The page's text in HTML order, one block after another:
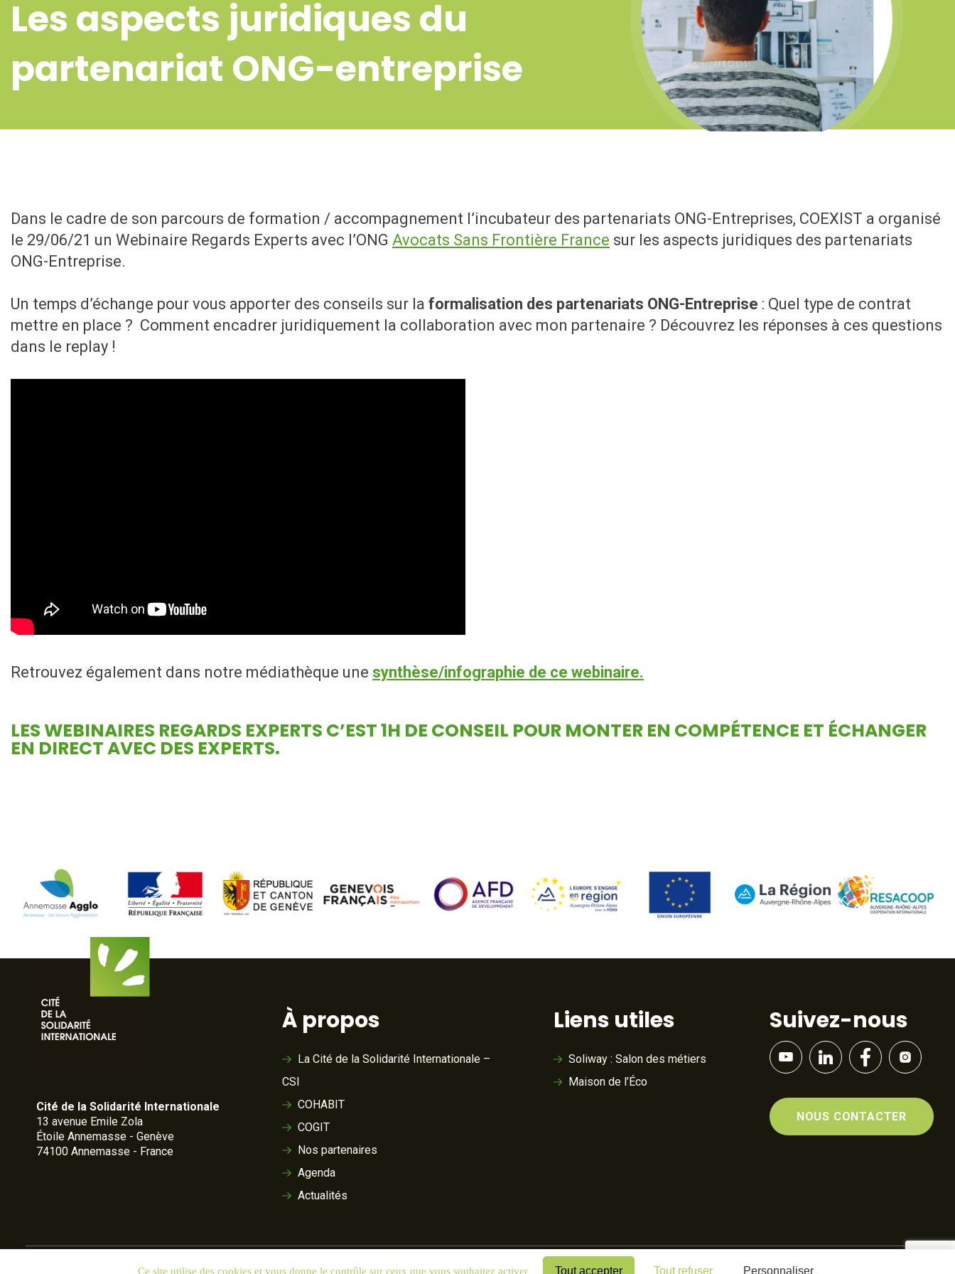
Les aspects juridiques du
partenariat ONG-entreprise
Dans le cadre de son parcours de formation / accompagnement l’incubateur des partenariats ONG-Entreprises, COEXIST a organisé
le 29/06/21 un Webinaire Regards Experts avec l’ONG Avocats Sans Frontière France sur les aspects juridiques des partenariats
ONG-Entreprise.
Un temps d’échange pour vous apporter des conseils sur la formalisation des partenariats ONG-Entreprise : Quel type de contrat
mettre en place ? Comment encadrer juridiquement la collaboration avec mon partenaire ? Découvrez les réponses à ces questions
dans le replay !
Retrouvez également dans notre médiathèque une synthèse/infographie de ce webinaire.
LES WEBINAIRES REGARDS EXPERTS C’EST 1H DE CONSEIL POUR MONTER EN COMPÉTENCE ET ÉCHANGER
EN DIRECT AVEC DES EXPERTS.
Cité de la Solidarité Internationale
13 avenue Emile Zola
Étoile Annemasse - Genève
74100 Annemasse - France
À propos
La Cité de la Solidarité Internationale –
CSI
COHABIT
COGIT
Nos partenaires
Agenda
Actualités
Liens utiles
Soliway : Salon des métiers
Maison de l’Éco
Suivez-nous
NOUS CONTACTER
© 2020 Cité de la Solidarité Crédits Données personnelles & cookies Mentions légales Plan du site Cookies
Ce site utilise des cookies et vous donne le contrôle sur ceux que vous souhaitez activer Tout accepter Tout refuser Personnaliser